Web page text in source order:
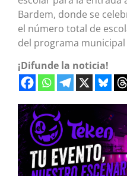
Bardem, donde se
el número total de
del programa municipal
¡Difunde la noticia!